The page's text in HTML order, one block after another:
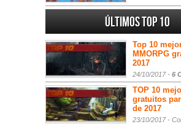
Últimos Top 10
Top 10
MMORPG
2017
24/10/2017 - 6
TOP 10
gratuitos
de 2017
23/10/2017 -